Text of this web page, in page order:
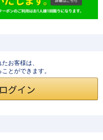
お客様は、
とができます。